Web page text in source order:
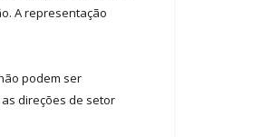
A representação
podem ser
direções de setor